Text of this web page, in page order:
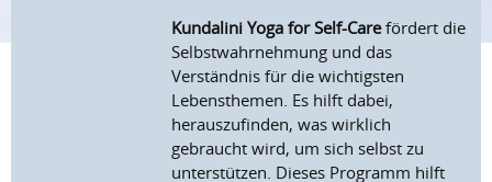
Kundalini Yoga for Self-Carefördert die
Selbstwahrnehmung und das
Verständnis für die wichtigsten
Lebensthemen. Es hilft dabei,
herauszufinden, was wirklich
gebraucht wird, um sich selbst zu
unterstützen. Dieses Programm hilft